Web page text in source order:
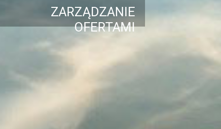
ZARZĄDZANIE
OFERTAMI